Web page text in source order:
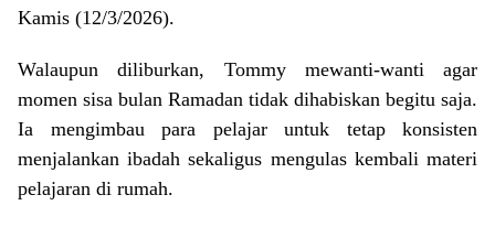
Kamis (12/3/2026).
Walaupun diliburkan, Tommy mewanti-wanti agar
momen sisa bulan Ramadan tidak dihabiskan begitu saja.
Ia mengimbau para pelajar untuk tetap konsisten
menjalankan ibadah sekaligus mengulas kembali materi
pelajaran di rumah.